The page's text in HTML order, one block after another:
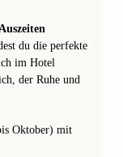
du die perfekte
im Hotel
der Ruhe und
Oktober) mit